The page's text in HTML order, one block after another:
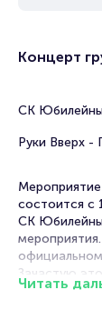
Концерт
СК
Руки Вверх -
состоится с
СК
Зачастую
на концерт.
Читать